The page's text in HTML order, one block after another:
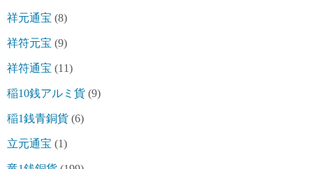
祥元通宝 (8)
祥符元宝 (9)
祥符通宝 (11)
稲10銭アルミ貨 (9)
稲1銭青銅貨 (6)
立元通宝 (1)